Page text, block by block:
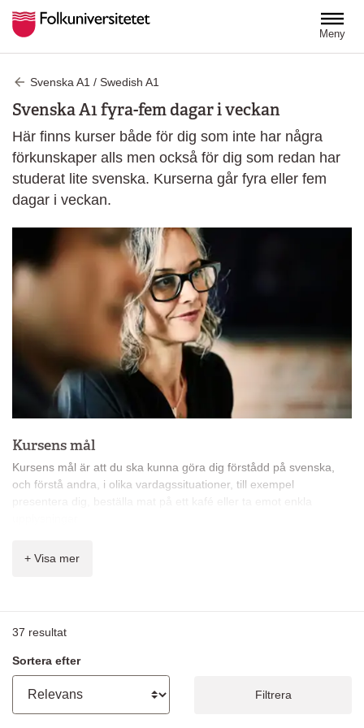
Meny
Svenska A1 / Swedish A1
Svenska A1 fyra-fem dagar i veckan
Här finns kurser både för dig som inte har några
förkunskaper alls men också för dig som redan har
studerat lite svenska. Kurserna går fyra eller fem
dagar i veckan.
Kursens mål
Kursens mål är att du ska kunna göra dig förstådd på svenska,
och förstå andra, i olika vardagssituationer, till exempel
presentera dig, beställa mat på ett kafé eller ta emot enkla
formulär
grammatik: huvudsats, presentation av verbens böjningar
plural, personliga, possessiva, relativa pronomen
+ Visa mer
37 resultat
Sortera efter
Filtrera